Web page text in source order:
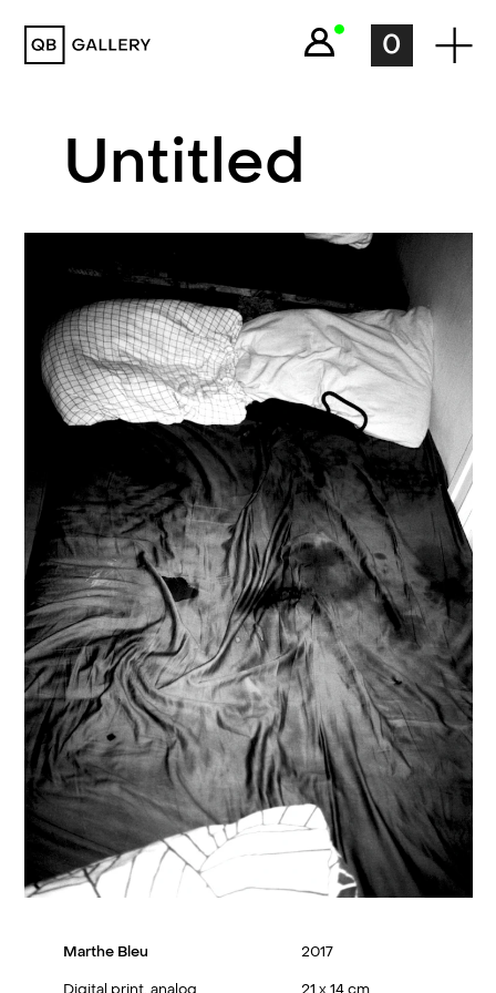
QB Gallery 0
Untitled
Marthe Bleu
2017
Digital print, analog
21 x 14 cm